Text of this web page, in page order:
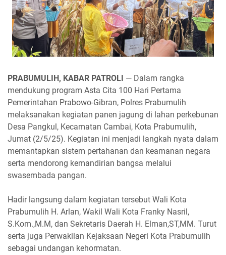
PRABUMULIH, KABAR PATROLI — Dalam rangka
mendukung program Asta Cita 100 Hari Pertama
Pemerintahan Prabowo-Gibran, Polres Prabumulih
melaksanakan kegiatan panen jagung di lahan perkebunan
Desa Pangkul, Kecamatan Cambai, Kota Prabumulih,
Jumat (2/5/25). Kegiatan ini menjadi langkah nyata dalam
memantapkan sistem pertahanan dan keamanan negara
serta mendorong kemandirian bangsa melalui
swasembada pangan.
Hadir langsung dalam kegiatan tersebut Wali Kota
Prabumulih H. Arlan, Wakil Wali Kota Franky Nasril,
S.Kom.,M.M, dan Sekretaris Daerah H. Elman,ST,MM. Turut
serta juga Perwakilan Kejaksaan Negeri Kota Prabumulih
sebagai undangan kehormatan.